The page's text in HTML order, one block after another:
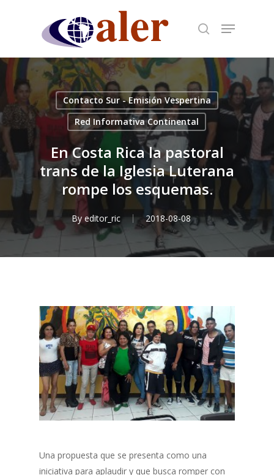
content
Contacto Sur - Emisión Vespertina
Red Informativa Continental
En Costa Rica la pastoral
trans de la Iglesia Luterana
rompe los esquemas.
By editor_ric 2018-08-08
Una propuesta que se presenta como una
iniciativa para aplaudir y que busca romper con